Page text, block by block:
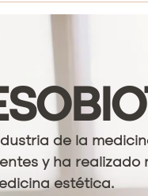
de la
y ha realizado
estética.